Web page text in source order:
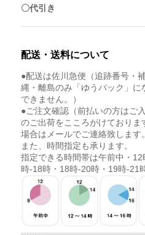
〇代引き
配送・送料について
●配送は佐川急便（追跡番号・
縄・離島のみ「ゆうパック」
できません。）
●ご注文確認（前払いの方はご
のご出荷をこころがけておりま
場合はメールでご連絡致します。
また、時間指定も承ります。
指定できる時間帯は午前中・
時-18時・18時-20時・19時-21